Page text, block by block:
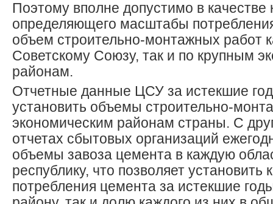
Поэтому вполне допустимо в качестве
определяющего масштабы
объем строительно-монтажных работ
Советскому Союзу, так и по крупным
районам.
Отчетные данные ЦСУ за истекшие
установить объемы строительно-
экономическим районам страны. С
отчетах сбытовых организаций
объемы завоза цемента в каждую
республику, что позволяет установить
потребления цемента за истекшие